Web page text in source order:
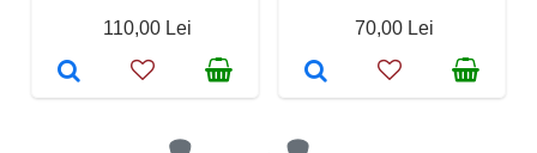
110,00 Lei
70,00 Lei